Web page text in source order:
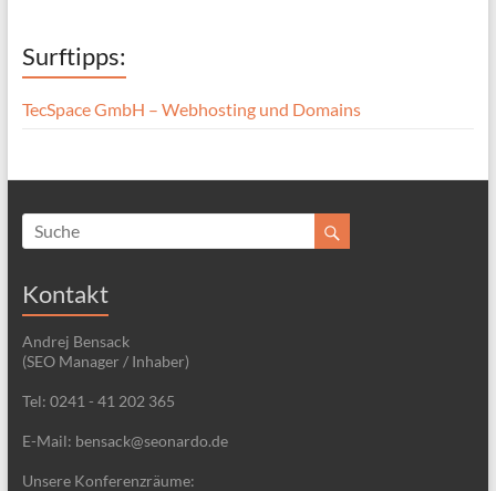
Surftipps:
TecSpace GmbH – Webhosting und Domains
Kontakt
Andrej Bensack
(SEO Manager / Inhaber)
Tel: 0241 - 41 202 365
E-Mail: bensack@seonardo.de
Unsere Konferenzräume: